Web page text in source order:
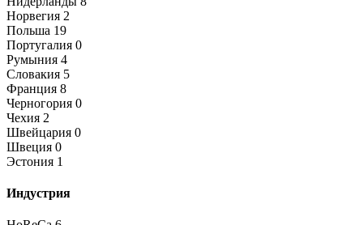
Норвегия 2
Польша 19
Португалия 0
Румыния 4
Словакия 5
Франция 8
Черногория 0
Чехия 2
Швейцария 0
Швеция 0
Эстония 1
Индустрия